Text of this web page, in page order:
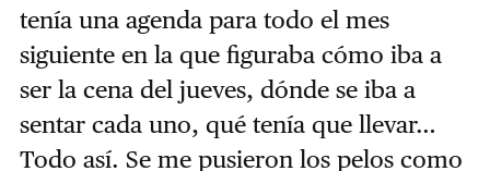
tenía una agenda para todo el mes
siguiente en la que figuraba cómo iba a
ser la cena del jueves, dónde se iba a
sentar cada uno, qué tenía que llevar…
Todo así. Se me pusieron los pelos como